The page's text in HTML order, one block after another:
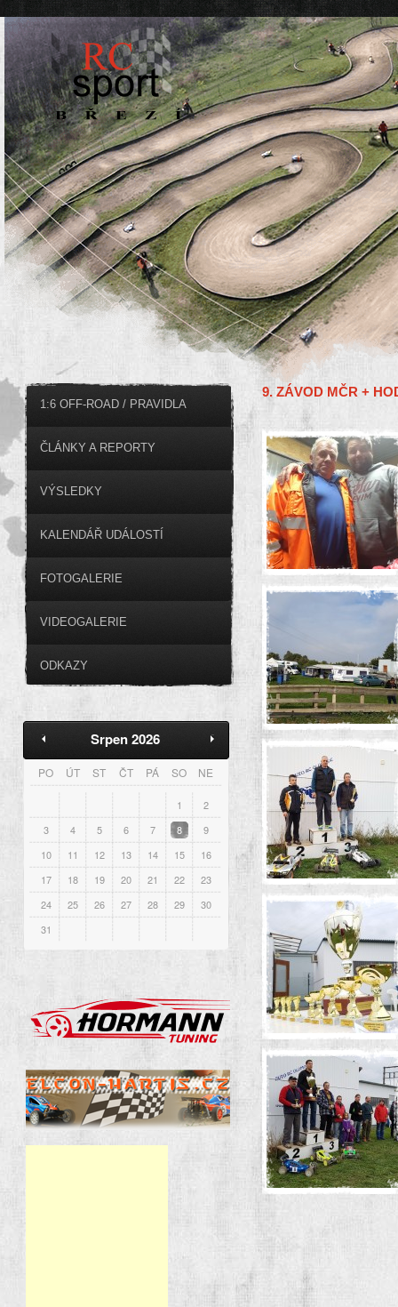
1:6 OFF-ROAD / PRAVIDLA
ČLÁNKY A REPORTY
VÝSLEDKY
KALENDÁŘ UDÁLOSTÍ
FOTOGALERIE
VIDEOGALERIE
ODKAZY
Srpen 2026
PO ÚT ST ČT PÁ SO NE
1
2
3
4 5 6 7 8
9
10
11 12 13 14 15
16
17
18 19 20 21 22
23
24
25 26 27 28 29
30
31
9. ZÁVOD MČR +